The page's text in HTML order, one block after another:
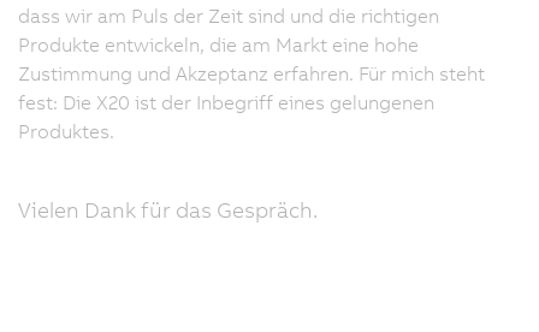
dass wir am Puls der Zeit sind und die richtigen
Produkte entwickeln, die am Markt eine hohe
Zustimmung und Akzeptanz erfahren. Für mich steht
fest: Die X20 ist der Inbegriff eines gelungenen
Produktes.
Vielen Dank für das Gespräch.